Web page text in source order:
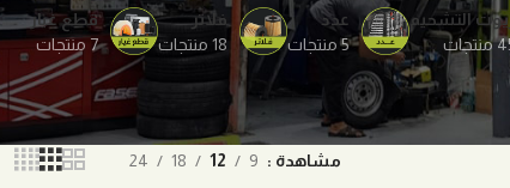
التشحيم
عدد
5 منتجات
فلاتر
18 منتجات
قطع غيار
7 منتجات
مشاهدة 9
12
18
24